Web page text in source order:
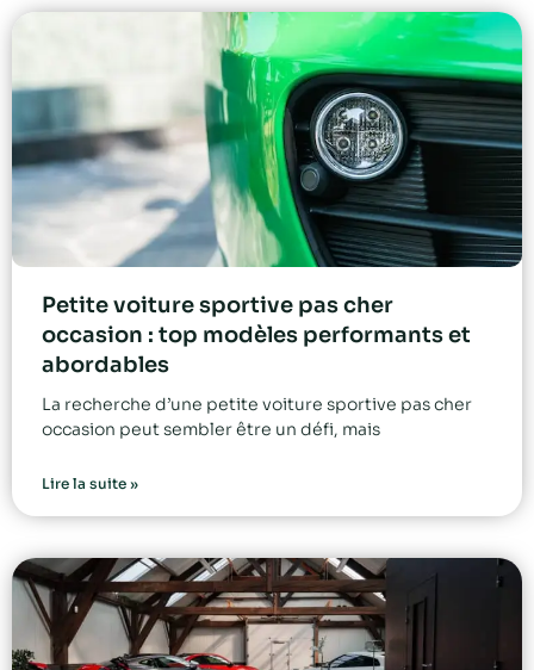
Petite voiture sportive pas cher
occasion : top modèles performants et
abordables
La recherche d’une petite voiture sportive pas cher
occasion peut sembler être un défi, mais
Lire la suite »